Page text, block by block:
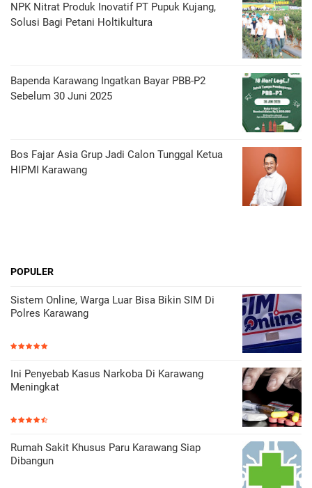
NPK Nitrat Produk Inovatif PT Pupuk Kujang,
Solusi Bagi Petani Holtikultura
Bapenda Karawang Ingatkan Bayar PBB-P2
Sebelum 30 Juni 2025
Bos Fajar Asia Grup Jadi Calon Tunggal Ketua
HIPMI Karawang
POPULER
Sistem Online, Warga Luar Bisa Bikin SIM Di
Polres Karawang
Ini Penyebab Kasus Narkoba Di Karawang
Meningkat
Rumah Sakit Khusus Paru Karawang Siap
Dibangun